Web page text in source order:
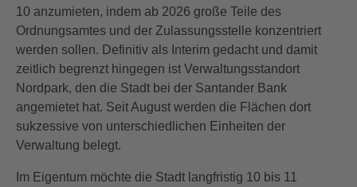
10 anzumieten, indem ab 2026 große Teile des
Ordnungsamtes und der Zulassungsstelle konzentriert
werden sollen. Definitiv als Interim gedacht und damit
zeitlich begrenzt hingegen ist Verwaltungsstandort
Nordpark, den die Stadt bei der Santander Bank
angemietet hat. Seit August werden die Flächen dort
sukzessive von unterschiedlichen Einheiten der
Verwaltung belegt.
Im Eigentum möchte die Stadt langfristig 10 bis 11